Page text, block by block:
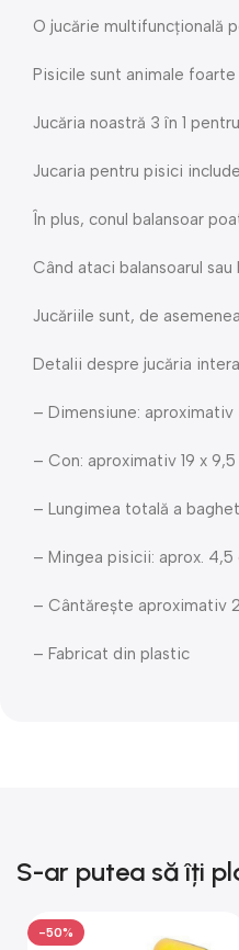
O jucărie multifuncțională
Pisicile sunt animale
Jucăria noastră 3 în 1
Jucaria pentru pisici
În plus, conul balansoar
Când ataci balansoarul
Jucăriile sunt, de
Detalii despre jucăria
– Dimensiune: aproximativ
– Con: aproximativ 19 x 9,5
– Lungimea totală a
– Mingea pisicii: aprox. 4,5
– Cântărește aproximativ
– Fabricat din plastic
S-ar putea să îți
-50%